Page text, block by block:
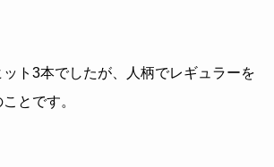
ト3本でしたが、人柄でレギュラーを
とです。